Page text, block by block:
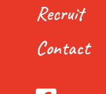
Recruit
Contact